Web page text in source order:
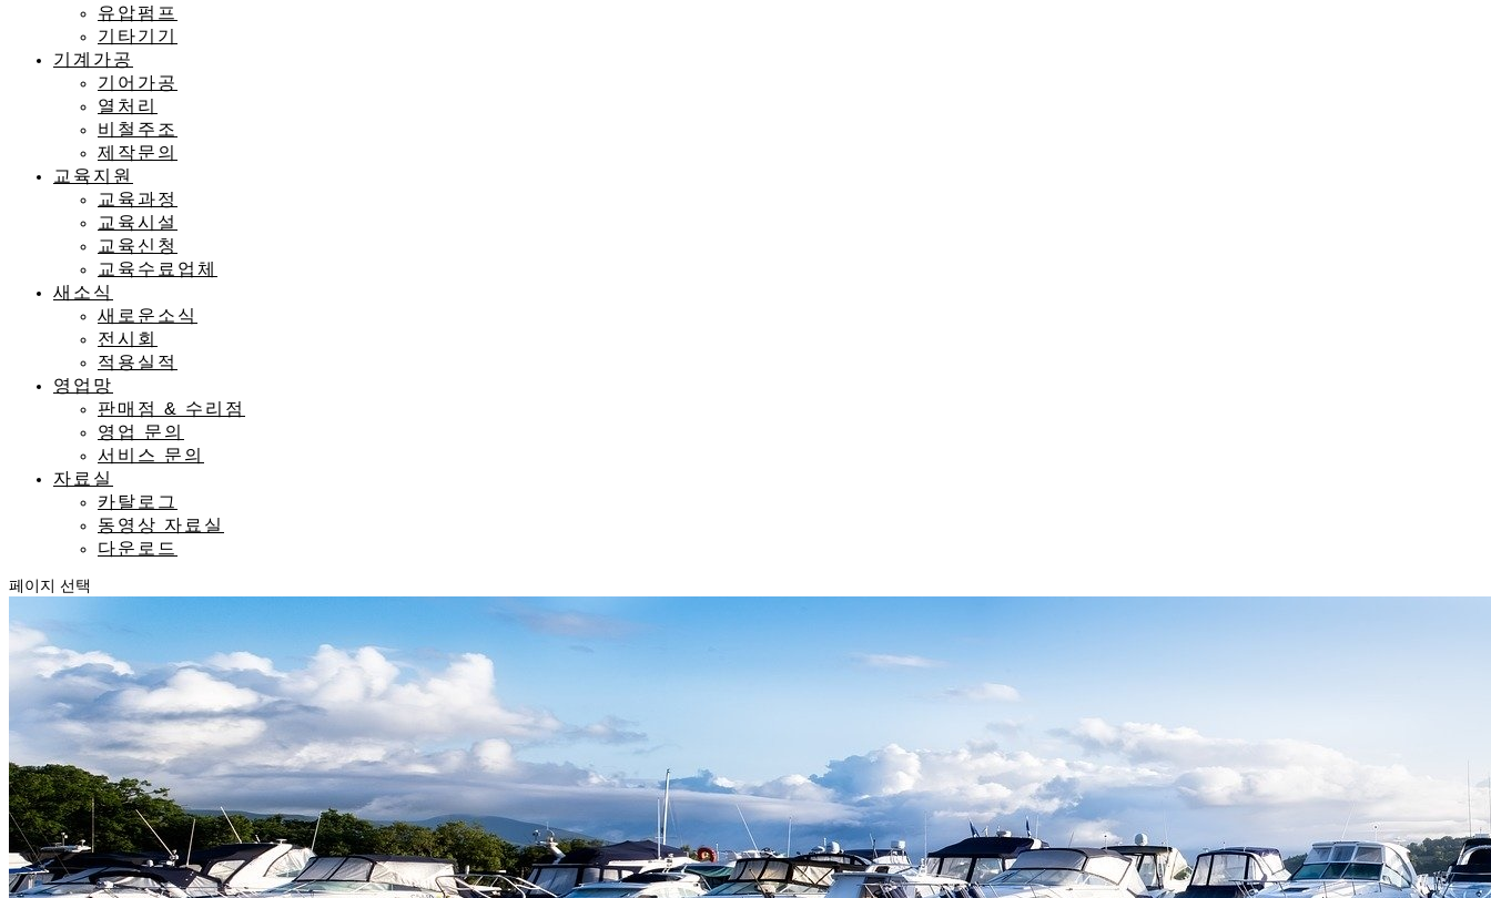
유압펌프
기타기기
기계가공
기어가공
열처리
비철주조
제작문의
교육지원
교육과정
교육시설
교육신청
교육수료업체
새소식
새로운소식
전시회
적용실적
영업망
판매점 & 수리점
영업 문의
서비스 문의
자료실
카탈로그
동영상 자료실
다운로드
페이지 선택